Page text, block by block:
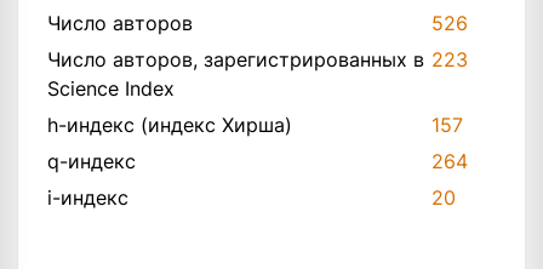
Число авторов
526
Число авторов, зарегистрированных в
Science Index
223
h-индекс (индекс Хирша)
157
q-индекс
264
i-индекс
20